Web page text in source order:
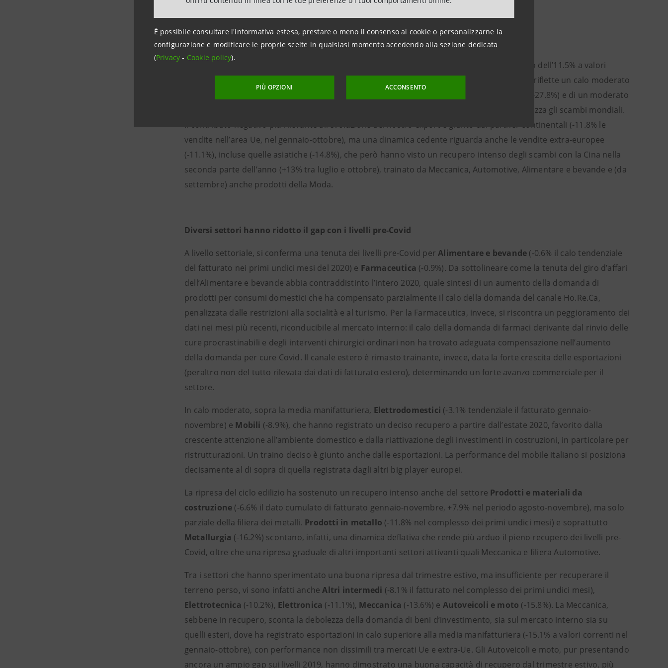
È possibile consultare l'informativa estesa, prestare o meno il consenso ai cookie o personalizzarne la
configurazione e modificare le proprie scelte in qualsiasi momento accedendo alla sezione dedicata
(Privacy- Cookie policy).
PIÙ OPZIONI ACCONSENTO
Esportazioni in lento recupero
Nei primi dieci mesi del 2020, le esportazioni italiane di beni manufatti sono risultate in calo dell’11.5% a valori
correnti, a fronte di una contrazione sostanzialmente analoga dei volumi scambiati. Il dato riflette un calo moderato
nel terzo trimestre 2020 (-3.4%), dopo un marcato ripiegamento nel trimestre primaverile (-27.8%) e di un moderato
peggioramento in ottobre (-7.2%), che testimonia il grado di incertezza che ancora caratterizza gli scambi mondiali.
Il contributo negativo più rilevante all’evoluzione del nostro export è giunto dai partner continentali (-11.8% le
vendite nell’area Ue, nel gennaio-ottobre), ma una dinamica cedente riguarda anche le vendite extra-europee
(-11.1%), incluse quelle asiatiche (-14.8%), che però hanno visto un recupero intenso degli scambi con la Cina nella
seconda parte dell’anno (+13% tra luglio e ottobre), trainato da Meccanica, Automotive, Alimentare e bevande e (da
settembre) anche prodotti della Moda.
Diversi settori hanno ridotto il gap con i livelli pre-Covid
A livello settoriale, si conferma una tenuta dei livelli pre-Covid perAlimentare e bevande (-0.6% il calo tendenziale
del fatturato nei primi undici mesi del 2020) e Farmaceutica (-0.9%). Da sottolineare come la tenuta del giro d’affari
dell’Alimentare e bevande abbia contraddistinto l’intero 2020, quale sintesi di un aumento della domanda di
prodotti per consumi domestici che ha compensato parzialmente il calo della domanda del canale Ho.Re.Ca,
penalizzata dalle restrizioni alla socialità e al turismo. Per la Farmaceutica, invece, si riscontra un peggioramento dei
dati nei mesi più recenti, riconducibile al mercato interno: il calo della domanda di farmaci derivante dal rinvio delle
cure procrastinabili e degli interventi chirurgici ordinari non ha trovato adeguata compensazione nell’aumento
della domanda per cure Covid. Il canale estero è rimasto trainante, invece, data la forte crescita delle esportazioni
(peraltro non del tutto rilevata dai dati di fatturato estero), determinando un forte avanzo commerciale per il
settore.
In calo moderato, sopra la media manifatturiera, Elettrodomestici (-3.1% tendenziale il fatturato gennaio-
novembre) e Mobili (-8.9%), che hanno registrato un deciso recupero a partire dall’estate 2020, favorito dalla
crescente attenzione all’ambiente domestico e dalla riattivazione degli investimenti in costruzioni, in particolare per
ristrutturazioni. Un traino deciso è giunto anche dalle esportazioni. La performance del mobile italiano si posiziona
decisamente al di sopra di quella registrata dagli altri big player europei.
La ripresa del ciclo edilizio ha sostenuto un recupero intenso anche del settore Prodotti e materiali da
costruzione (-6.6% il dato cumulato di fatturato gennaio-novembre, +7.9% nel periodo agosto-novembre), ma solo
parziale della filiera dei metalli. Prodotti in metallo (-11.8% nel complesso dei primi undici mesi) e soprattutto
Metallurgia (-16.2%) scontano, infatti, una dinamica deflativa che rende più arduo il pieno recupero dei livelli pre-
Covid, oltre che una ripresa graduale di altri importanti settori attivanti quali Meccanica e filiera Automotive.
Tra i settori che hanno sperimentato una buona ripresa dal trimestre estivo, ma insufficiente per recuperare il
terreno perso, vi sono infatti ancheAltri intermedi (-8.1% il fatturato nel complesso dei primi undici mesi),
Elettrotecnica (-10.2%), Elettronica (-11.1%), Meccanica (-13.6%) e Autoveicoli e moto (-15.8%). La Meccanica,
sebbene in recupero, sconta la debolezza della domanda di beni d’investimento, sia sul mercato interno sia su
quelli esteri, dove ha registrato esportazioni in calo superiore alla media manifatturiera (-15.1% a valori correnti nel
gennaio-ottobre), con performance non dissimili tra mercati Ue e extra-Ue. Gli Autoveicoli e moto, pur presentando
ancora un ampio gap sui livelli 2019, hanno dimostrato una buona capacità di recupero dal trimestre estivo, più